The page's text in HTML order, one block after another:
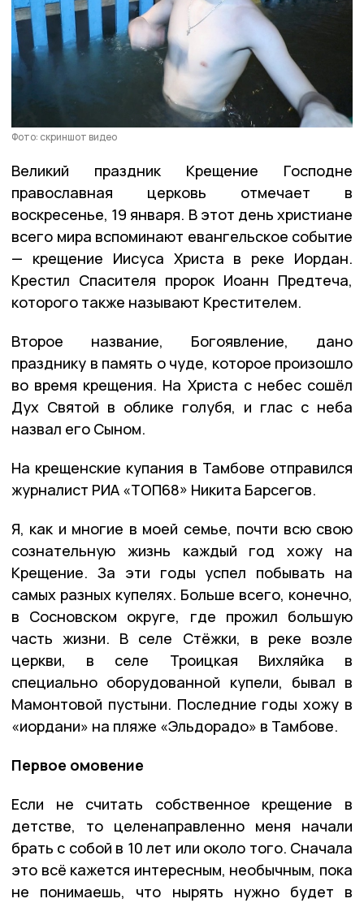
Фото: скриншот видео
Великий праздник Крещение Господне
православная церковь отмечает в
воскресенье, 19 января. В этот день христиане
всего мира вспоминают евангельское событие
— крещение Иисуса Христа в реке Иордан.
Крестил Спасителя пророк Иоанн Предтеча,
которого также называют Крестителем.
Второе название, Богоявление, дано
празднику в память о чуде, которое произошло
во время крещения. На Христа с небес сошёл
Дух Святой в облике голубя, и глас с неба
назвал его Сыном.
На крещенские купания в Тамбове отправился
журналист РИА «ТОП68» Никита Барсегов.
Я, как и многие в моей семье, почти всю свою
сознательную жизнь каждый год хожу на
Крещение. За эти годы успел побывать на
самых разных купелях. Больше всего, конечно,
в Сосновском округе, где прожил большую
часть жизни. В селе Стёжки, в реке возле
церкви, в селе Троицкая Вихляйка в
специально оборудованной купели, бывал в
Мамонтовой пустыни. Последние годы хожу в
«иордани» на пляже «Эльдорадо» в Тамбове.
Первое омовение
Если не считать собственное крещение в
детстве, то целенаправленно меня начали
брать с собой в 10 лет или около того. Сначала
это всё кажется интересным, необычным, пока
не понимаешь, что нырять нужно будет в